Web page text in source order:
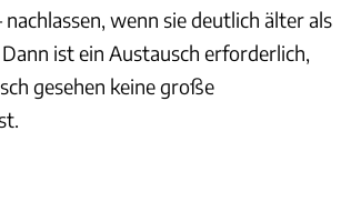
nachlassen, wenn sie deutlich älter als
Dann ist ein Austausch erforderlich,
gesehen keine große